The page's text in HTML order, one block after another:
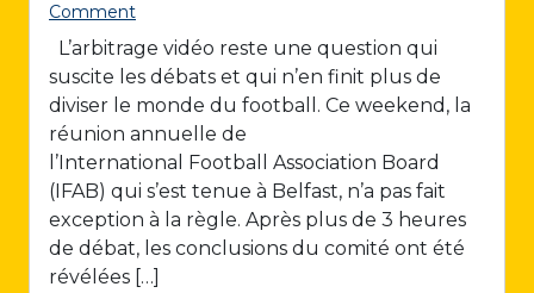
Comment
L’arbitrage vidéo reste une question qui
suscite les débats et qui n’en finit plus de
diviser le monde du football. Ce weekend, la
réunion annuelle de
l’International Football Association Board
(IFAB) qui s’est tenue à Belfast, n’a pas fait
exception à la règle. Après plus de 3 heures
de débat, les conclusions du comité ont été
révélées […]